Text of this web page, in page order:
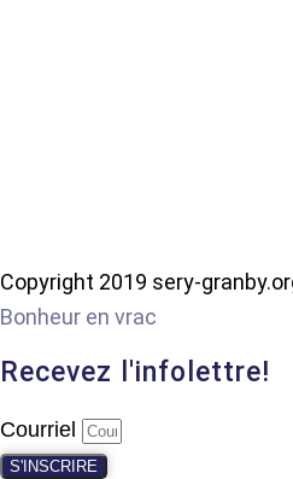
Copyright 2019 sery-
Bonheur en vrac
Recevez l'infolettre!
Courriel
S'INSCRIRE